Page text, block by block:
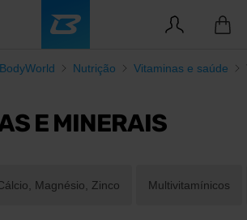
BodyWorld Nutrição Vitaminas e saúde
E MINERAIS
Magnésio, Zinco Multivitamínicos